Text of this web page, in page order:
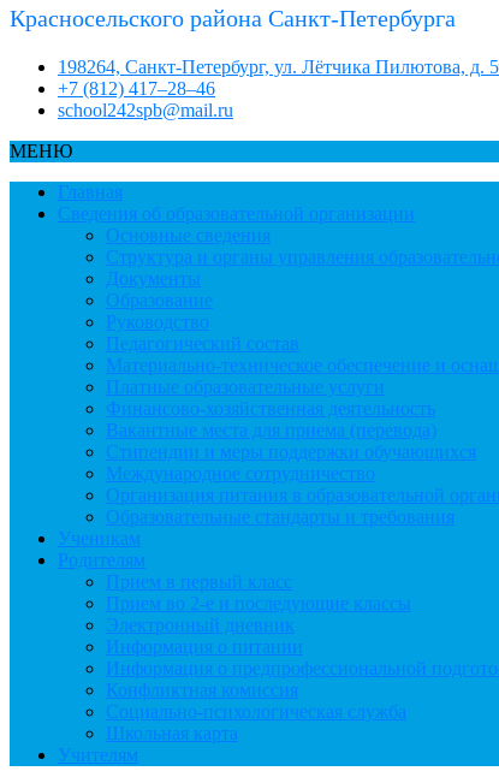
Красносельского района Санкт-Петербурга
198264, Санкт-Петербург, ул. Лётчика Пилютова, д.
+7 (812) 417–28–46
school242spb@mail.ru
МЕНЮ
Главная
Сведения об образовательной организации
Основные сведения
Структура и органы управления
Документы
Образование
Руководство
Педагогический состав
Материально-техническое обеспечение и
Платные образовательные услуги
Финансово-хозяйственная деятельность
Вакантные места для приема (перевода)
Стипендии и меры поддержки обучающихся
Международное сотрудничество
Организация питания в образовательной
Образовательные стандарты и требования
Ученикам
Родителям
Прием в первый класс
Прием во 2-е и последующие классы
Электронный дневник
Информация о питании
Информация о предпрофессиональной
Конфликтная комиссия
Социально-психологическая служба
Школьная карта
Учителям